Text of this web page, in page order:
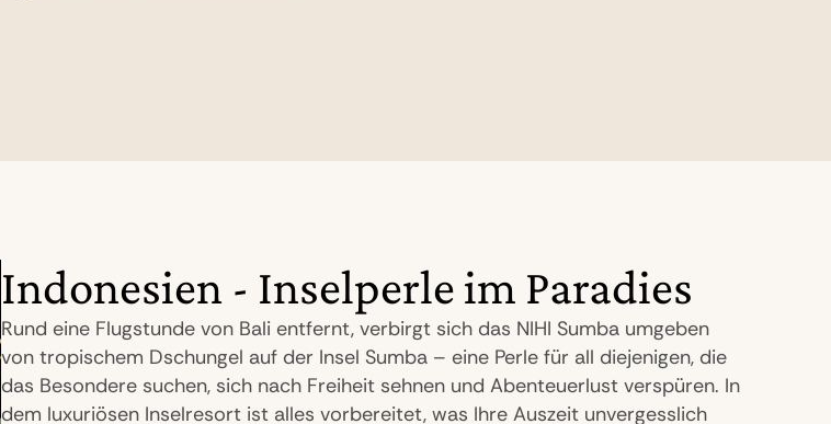
Indonesien - Inselperle im Paradies
Rund eine Flugstunde von Bali entfernt, verbirgt sich das NIHI Sumba umgeben
von tropischem Dschungel auf der Insel Sumba – eine Perle für all diejenigen, die
das Besondere suchen, sich nach Freiheit sehnen und Abenteuerlust verspüren. In
dem luxuriösen Inselresort ist alles vorbereitet, was Ihre Auszeit unvergesslich